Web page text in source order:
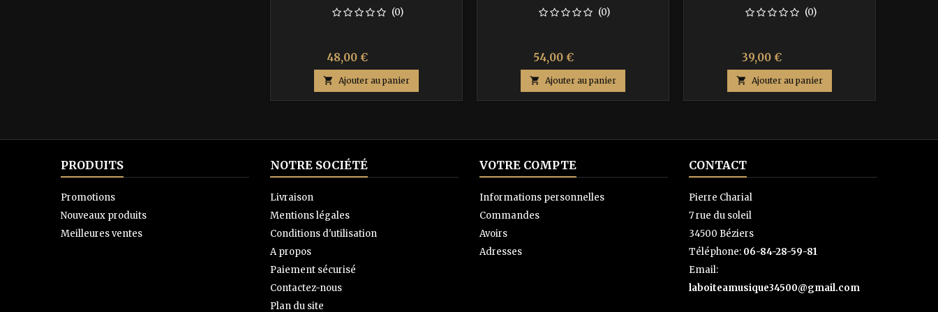
(0)
Prix
48,00 €
base
 Ajouter au panier
(0)
Prix
54,00 €
base
 Ajouter au panier
(0)
Prix
39,00 €
base
 Ajouter au panier
PRODUITS
Promotions
Nouveaux produits
Meilleures ventes
NOTRE SOCIÉTÉ
Livraison
Mentions légales
Conditions d'utilisation
A propos
Paiement sécurisé
Contactez-nous
Plan du site
VOTRE COMPTE
Informations personnelles
Commandes
Avoirs
Adresses
CONTACT
Pierre Charial
7 rue du soleil
34500 Béziers
Téléphone: 06-84-28-59-81
Email:
laboiteamusique34500@gmail.com